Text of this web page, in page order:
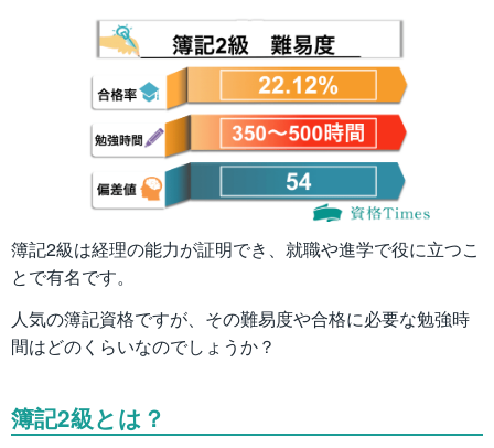
簿記2級は経理の能力が証明でき、就職や進学で役に立つこ
とで有名です。
人気の簿記資格ですが、その難易度や合格に必要な勉強時
間はどのくらいなのでしょうか？
簿記2級とは？